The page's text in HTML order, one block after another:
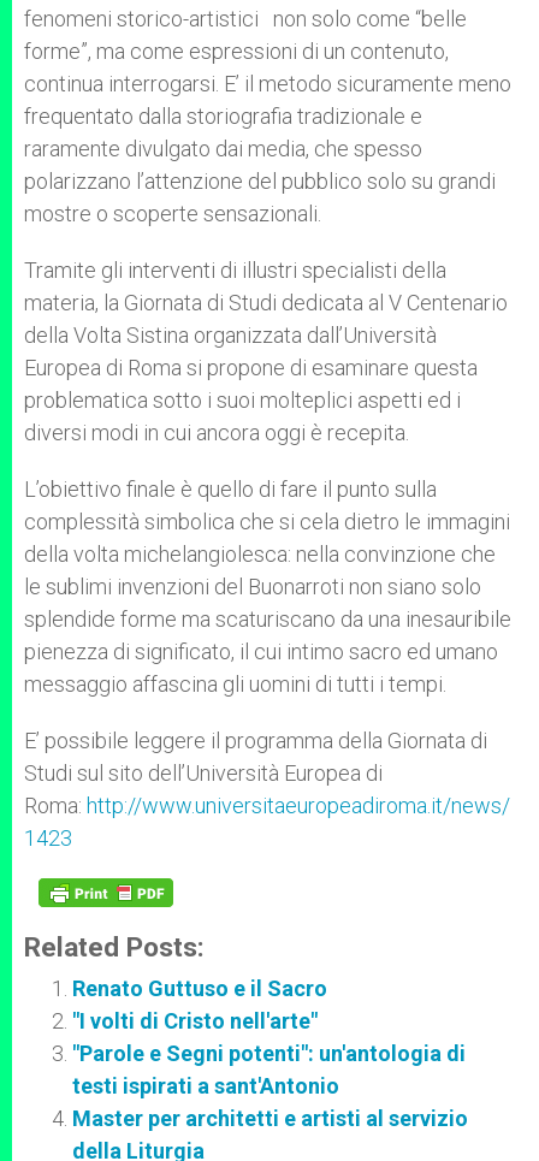
fenomeni storico-artistici non solo come “belle
forme”, ma come espressioni di un contenuto,
continua interrogarsi. E’ il metodo sicuramente meno
frequentato dalla storiografia tradizionale e
raramente divulgato dai media, che spesso
polarizzano l’attenzione del pubblico solo su grandi
mostre o scoperte sensazionali.
Tramite gli interventi di illustri specialisti della
materia, la Giornata di Studi dedicata al V Centenario
della Volta Sistina organizzata dall’Università
Europea di Roma si propone di esaminare questa
problematica sotto i suoi molteplici aspetti ed i
diversi modi in cui ancora oggi è recepita.
L’obiettivo finale è quello di fare il punto sulla
complessità simbolica che si cela dietro le immagini
della volta michelangiolesca: nella convinzione che
le sublimi invenzioni del Buonarroti non siano solo
splendide forme ma scaturiscano da una inesauribile
pienezza di significato, il cui intimo sacro ed umano
messaggio affascina gli uomini di tutti i tempi.
E’ possibile leggere il programma della Giornata di
Studi sul sito dell’Università Europea di
Roma: http://www.universitaeuropeadiroma.it/news/
1423
Related Posts:
Renato Guttuso e il Sacro
"I volti di Cristo nell'arte"
"Parole e Segni potenti": un'antologia di
testi ispirati a sant'Antonio
Master per architetti e artisti al servizio
della Liturgia